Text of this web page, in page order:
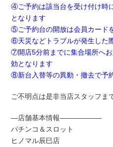
④ご予約は該当台を受け付け時
となります
⑤ご予約台の開放は会員カード
⑥天災などトラブルが発生した
⑦開店5分前までに集合場所へ
効となります
⑧新台入替等の異動・撤去で予
ご不明点は是非当店スタッフま
―店舗基本情報――――――
パチンコ＆スロット
ヒノマル辰巳店